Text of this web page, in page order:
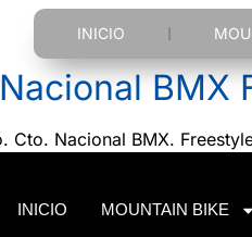
INICIO
BMX
Cto. Nacional BMX.
INICIO MOUNTAIN BIKE